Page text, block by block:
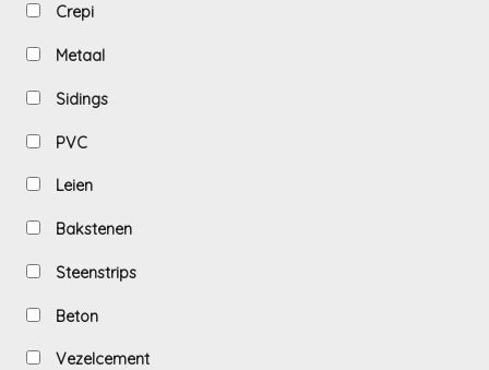
Crepi
Metaal
Sidings
PVC
Leien
Bakstenen
Steenstrips
Beton
Vezelcement